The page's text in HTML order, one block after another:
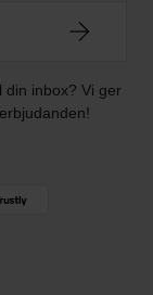
din inbox? Vi ger